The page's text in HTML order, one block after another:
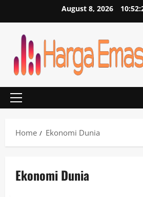
August 8, 2026
Primary
Home
Ekonomi Dunia
Ekonomi Dunia